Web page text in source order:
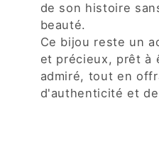
de son histoire
beauté.
Ce bijou reste un
et précieux, prêt à
admiré, tout en
d'authenticité et